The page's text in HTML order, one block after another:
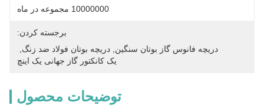
10000000 مجموعه در ماه
برجسته کردن:
دریچه فانوس گاز بوتان سنگین دریچه بوتان فولاد ضد زنگ
یک کانکتور گاز جهانی یک اینچ
توضیحات محصول